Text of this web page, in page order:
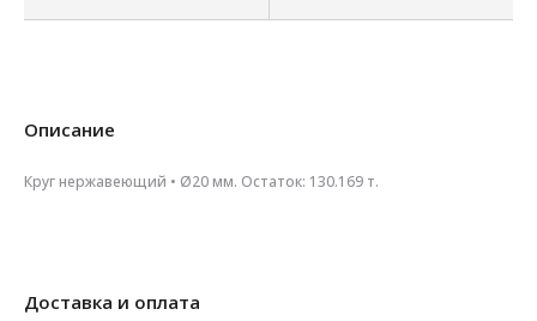
Описание
Круг нержавеющий • Ø20 мм. Остаток: 130.169 т.
Доставка и оплата